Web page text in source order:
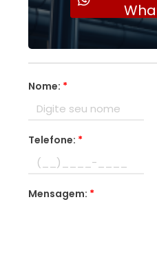
Nome: *
Telefone: *
Mensagem: *